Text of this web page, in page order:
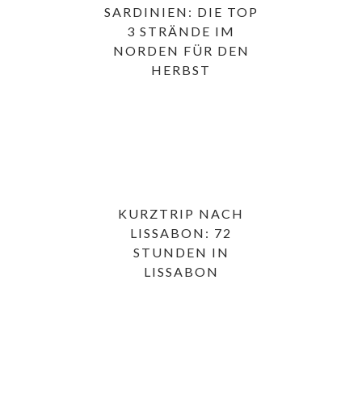
SARDINIEN: DIE TOP
3 STRÄNDE IM
NORDEN FÜR DEN
HERBST
KURZTRIP NACH
LISSABON: 72
STUNDEN IN
LISSABON